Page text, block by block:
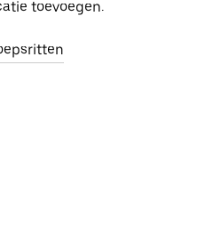
toevoegen.